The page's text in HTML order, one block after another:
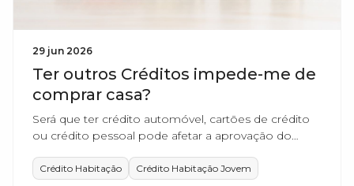
29 jun 2026
Ter outros Créditos impede-me de
comprar casa?
Será que ter crédito automóvel, cartões de crédito
ou crédito pessoal pode afetar a aprovação do
Crédito Habitação Crédito Habitação Jovem